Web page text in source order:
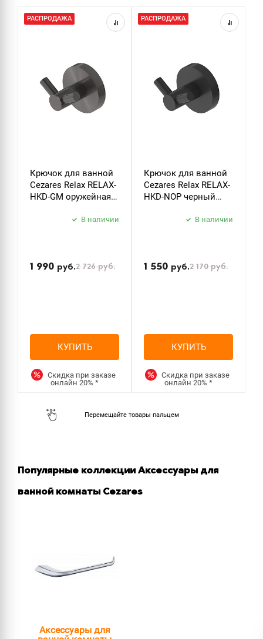
РАСПРОДАЖА
Крючок для ванной
Cezares Relax RELAX-
HKD-GM оружейная
В наличии
1 990 руб.2 726руб.
КУПИТЬ
Скидка при заказе
онлайн20%*
РАСПРОДАЖА
Крючок для ванной
Cezares Relax RELAX-
HKD-NOP черный
В наличии
1 550 руб.2 170руб.
КУПИТЬ
Скидка при заказе
онлайн20%*
Популярные коллекции Аксессуары для
ванной комнаты Cezares
Аксессуары для